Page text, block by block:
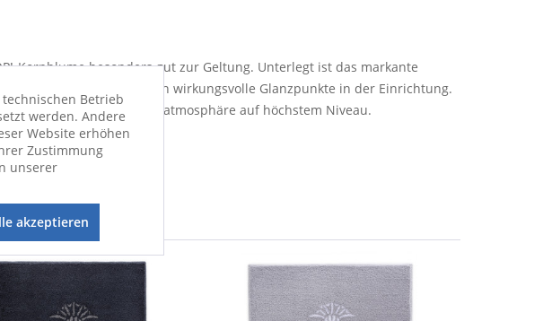
Kornblume besonders gut zur Geltung. Unterlegt ist das markante
aus feinsten Materialien wirkungsvolle Glanzpunkte in der Einrichtung.
und sorgt für Wohlfühlatmosphäre auf höchstem Niveau.
Betrieb
werden. Andere
Website erhöhen
Zustimmung
unserer
akzeptieren